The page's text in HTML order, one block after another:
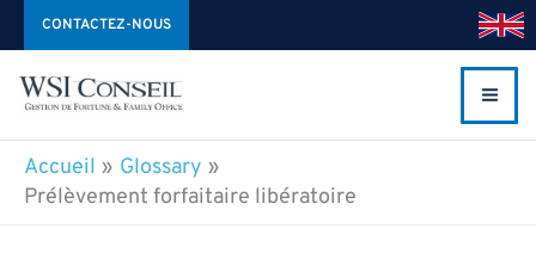
Aller
au
contenu
CONTACTEZ-NOUS
Accueil
Glossary
Prélèvement forfaitaire libératoire